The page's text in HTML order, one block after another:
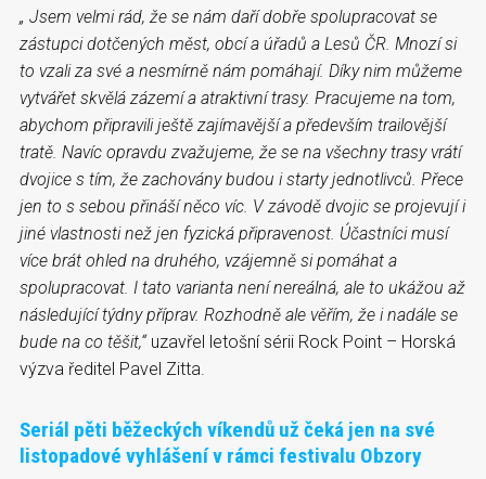
„ Jsem velmi rád, že se nám daří dobře spolupracovat se
zástupci dotčených měst, obcí a úřadů a Lesů ČR. Mnozí si
to vzali za své a nesmírně nám pomáhají. Díky nim můžeme
vytvářet skvělá zázemí a atraktivní trasy. Pracujeme na tom,
abychom připravili ještě zajímavější a především trailovější
tratě. Navíc opravdu zvažujeme, že se na všechny trasy vrátí
dvojice s tím, že zachovány budou i starty jednotlivců. Přece
jen to s sebou přináší něco víc. V závodě dvojic se projevují i
jiné vlastnosti než jen fyzická připravenost. Účastníci musí
více brát ohled na druhého, vzájemně si pomáhat a
spolupracovat. I tato varianta není nereálná, ale to ukážou až
následující týdny příprav. Rozhodně ale věřím, že i nadále se
bude na co těšit,“uzavřel letošní sérii Rock Point – Horská
výzva ředitel Pavel Zitta.
Seriál pěti běžeckých víkendů už čeká jen na své
listopadové vyhlášení v rámci festivalu Obzory